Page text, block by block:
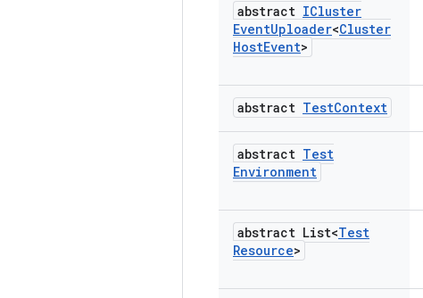
abstract ICluster
EventUploader<Cluster
HostEvent>
abstract TestContext
abstract Test
Environment
abstract List<Test
Resource>